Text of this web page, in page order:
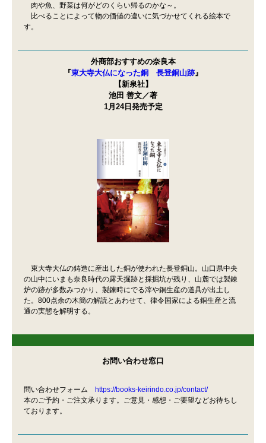
肉や魚、野菜は何がどのくらい帰るのかな～。
比べることによって物の価値の違いに気づかせてくれる絵本で
す。
外商部おすすめの奈良本
『東大寺大仏になった銅 長登銅山跡』
【新泉社】
池田 善文／著
1月24日発売予定
東大寺大仏の鋳造に産出した銅が使われた長登銅山。山口県中央
の山中にいまも奈良時代の露天掘跡と採掘坑が残り、山麓では製錬
炉の跡が多数みつかり、製錬時にでる滓や銅生産の道具が出土し
た。800点余の木簡の解読とあわせて、律令国家による銅生産と流
通の実態を解明する。
お問い合わせ窓口
問い合わせフォーム https://books-keirindo.co.jp/contact/
本のご予約・ご注文承ります。ご意見・感想・ご要望などお待ちし
ております。